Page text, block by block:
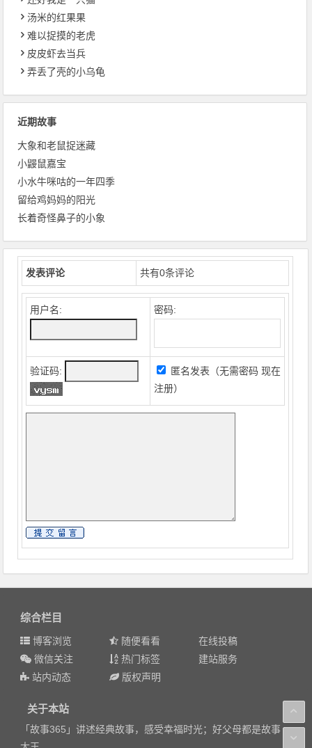
汤米的红果果
难以捉摸的老虎
皮皮虾去当兵
弄丢了壳的小乌龟
近期故事
大象和老鼠捉迷藏
小鼹鼠嘉宝
小水牛咪咕的一年四季
留给鸡妈妈的阳光
长着奇怪鼻子的小象
发表评论 共有0条评论
用户名: 密码:
验证码: 匿名发表（无需密码现在
注册）
综合栏目
博客浏览 随便看看
在线投稿
微信关注
热门标签
建站服务
站内动态
版权声明
关于本站
「故事365」讲述经典故事，感受幸福时光；好父母都是故事